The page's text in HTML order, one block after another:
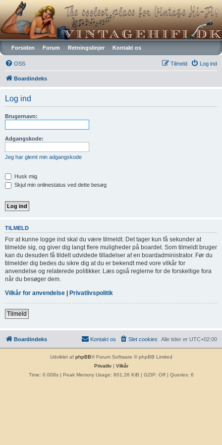
Vintagehifi.dk
Forsiden Forum Retningslinjer Kontakt os
OSS Log ind
Tilmeld
Boardindeks
Log ind
Brugernavn:
Adgangskode:
Jeg har glemt min adgangskode
Husk mig
Skjul min onlinestatus ved dette besøg
TILMELD
For at kunne logge ind skal du være tilmeldt. Det tager kun få sekunder at
tilmelde sig, og giver dig langt flere muligheder på boardet. Som tilmeldt bruger
kan du desuden få tildelt udvidede tilladelser af en boardadministrator. Før du
tilmelder dig bedes du sikre dig at du er bekendt med vore vilkår for
anvendelse og relaterede politikker. Læs også reglerne for de forskellige fora
når du besøger dem.
Vilkår for anvendelse
Privatlivspolitik
Tilmeld
Boardindeks Alle tider er UTC+02:00
Slet cookies
Kontakt os
Udviklet af phpBB® Forum Software © phpBB Limited
Privatliv| Vilkår
Time: 0.008s| Peak Memory Usage: 801.26 KiB | GZIP: Off | Queries: 6